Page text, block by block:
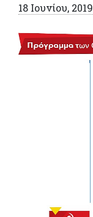
18 Ιουνίου, 2019